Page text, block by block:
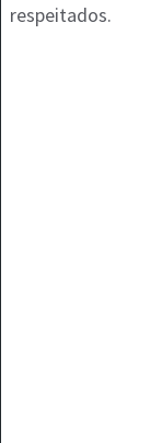
respeitados.